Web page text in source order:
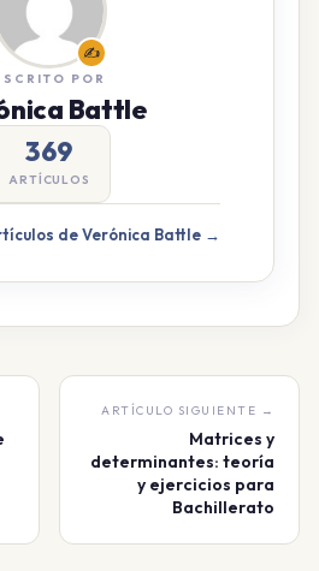
✍️
POR
Battle
369
ARTÍCULOS
de Verónica Battle →
ARTÍCULO SIGUIENTE →
Matrices y
determinantes: teoría
y ejercicios para
Bachillerato